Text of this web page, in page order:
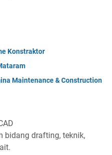
Konstraktor
Maintenance & Construction
bidang drafting, teknik,